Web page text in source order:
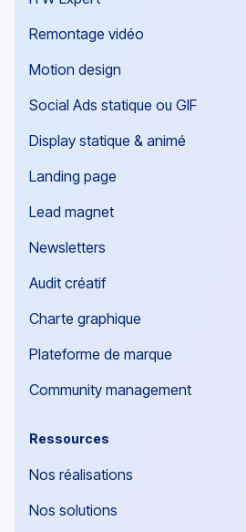
Remontage vidéo
Motion design
Social Ads statique ou GIF
Display statique & animé
Landing page
Lead magnet
Newsletters
Audit créatif
Charte graphique
Plateforme de marque
Community management
Ressources
Nos réalisations
Nos solutions